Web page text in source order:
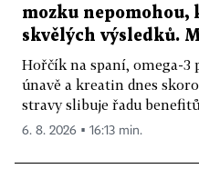
mozku nepomohou,
skvělých výsledků.
Hořčík na spaní, omega-3
únavě a kreatin dnes
stravy slibuje řadu
6. 8. 2026 ▪ 16:13 min.